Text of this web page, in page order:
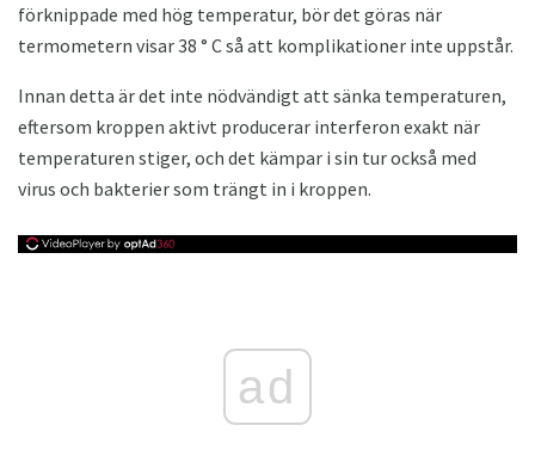
förknippade med hög temperatur, bör det göras när
termometern visar 38 ° C så att komplikationer inte uppstår.
Innan detta är det inte nödvändigt att sänka temperaturen,
eftersom kroppen aktivt producerar interferon exakt när
temperaturen stiger, och det kämpar i sin tur också med
virus och bakterier som trängt in i kroppen.
ad